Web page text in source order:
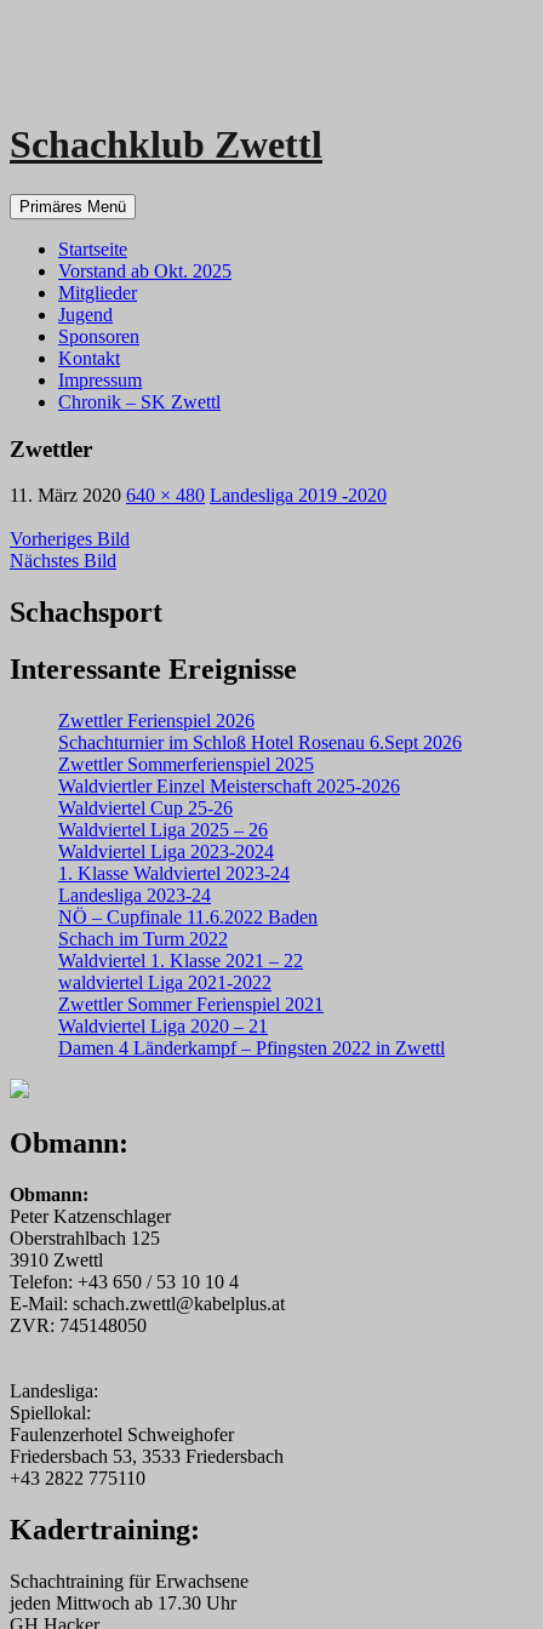
Schachklub Zwettl
Primäres Menü Zum
Inhalt
Startseite
Vorstand ab Okt. 2025
Mitglieder
Jugend
Sponsoren
Kontakt
Impressum
Chronik – SK Zwettl
Zwettler
11. März 2020 640 × 480 Landesliga 2019 -2020
Vorheriges Bild
Nächstes Bild
Schachsport
Interessante Ereignisse
Zwettler Ferienspiel 2026
Schachturnier im Schloß Hotel Rosenau 6.Sept 2026
Zwettler Sommerferienspiel 2025
Waldviertler Einzel Meisterschaft 2025-2026
Waldviertel Cup 25-26
Waldviertel Liga 2025 – 26
Waldviertel Liga 2023-2024
1. Klasse Waldviertel 2023-24
Landesliga 2023-24
NÖ – Cupfinale 11.6.2022 Baden
Schach im Turm 2022
Waldviertel 1. Klasse 2021 – 22
waldviertel Liga 2021-2022
Zwettler Sommer Ferienspiel 2021
Waldviertel Liga 2020 – 21
Damen 4 Länderkampf – Pfingsten 2022 in Zwettl
Obmann:
Obmann:
Peter Katzenschlager
Oberstrahlbach 125
3910 Zwettl
Telefon: +43 650 / 53 10 10 4
E-Mail: schach.zwettl@kabelplus.at
ZVR: 745148050
Landesliga:
Spiellokal:
Faulenzerhotel Schweighofer
Friedersbach 53, 3533 Friedersbach
+43 2822 775110
Kadertraining:
Schachtraining für Erwachsene
jeden Mittwoch ab 17.30 Uhr
GH Hacker